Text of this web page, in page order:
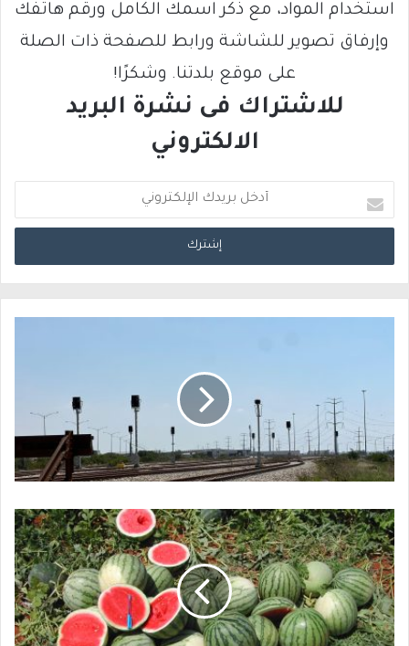
استخدام المواد، مع ذكر اسمك الكامل ورقم هاتفك
وإرفاق تصوير للشاشة ورابط للصفحة ذات الصلة
على موقع بلدتنا. وشكرًا!
للاشتراك فى نشرة البريد
الالكتروني
د
خ
ك
ا
ل
إ
ل
ك